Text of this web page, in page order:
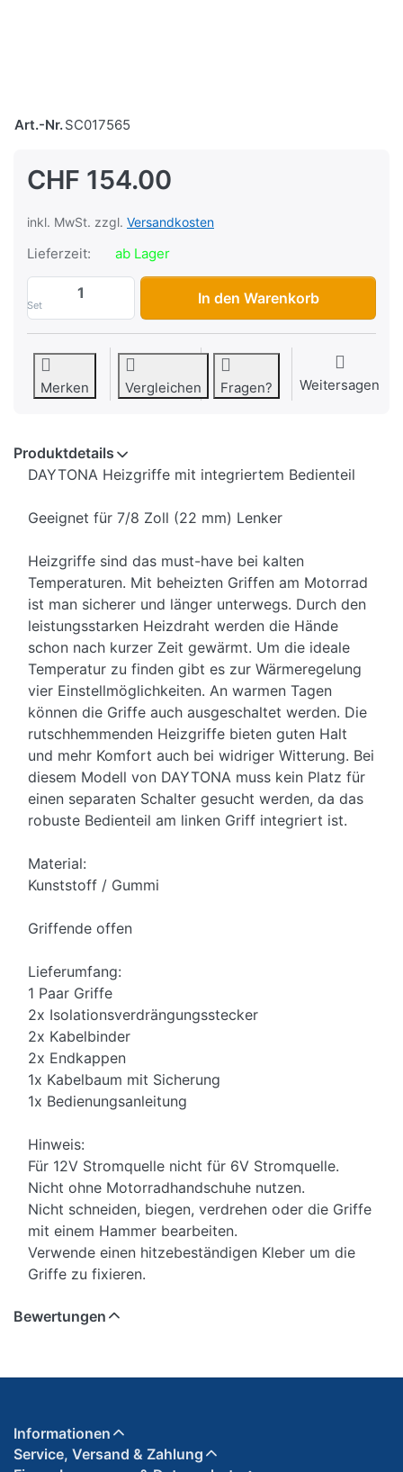
Art.-Nr.SC017565
CHF 154.00
inkl. MwSt. zzgl. Versandkosten
Lieferzeit: ab Lager
Set
Heizgriffe Daytona "Bulit-in Control
In den Warenkorb
Merken Vergleichen Fragen? Weitersagen
Produktdetails
DAYTONA Heizgriffe mit integriertem Bedienteil
Geeignet für 7/8 Zoll (22 mm) Lenker
Heizgriffe sind das must-have bei kalten
Temperaturen. Mit beheizten Griffen am Motorrad
ist man sicherer und länger unterwegs. Durch den
leistungsstarken Heizdraht werden die Hände
schon nach kurzer Zeit gewärmt. Um die ideale
Temperatur zu finden gibt es zur Wärmeregelung
vier Einstellmöglichkeiten. An warmen Tagen
können die Griffe auch ausgeschaltet werden. Die
rutschhemmenden Heizgriffe bieten guten Halt
und mehr Komfort auch bei widriger Witterung. Bei
diesem Modell von DAYTONA muss kein Platz für
einen separaten Schalter gesucht werden, da das
robuste Bedienteil am linken Griff integriert ist.
Material:
Kunststoff / Gummi
Griffende offen
Lieferumfang:
1 Paar Griffe
2x Isolationsverdrängungsstecker
2x Kabelbinder
2x Endkappen
1x Kabelbaum mit Sicherung
1x Bedienungsanleitung
Hinweis:
Für 12V Stromquelle nicht für 6V Stromquelle.
Nicht ohne Motorradhandschuhe nutzen.
Nicht schneiden, biegen, verdrehen oder die Griffe
mit einem Hammer bearbeiten.
Verwende einen hitzebeständigen Kleber um die
Griffe zu fixieren.
Bewertungen
Informationen
Service, Versand & Zahlung